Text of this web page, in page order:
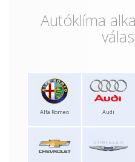
Autóklíma
Alfa Romeo Audi